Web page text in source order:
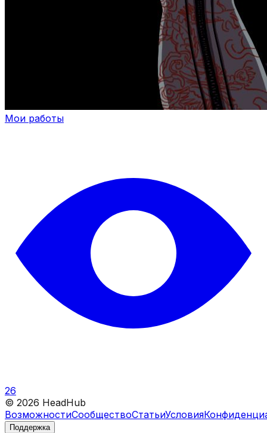
Мои работы
26
© 2026 HeadHub
ВозможностиСообществоСтатьиУсловия
Поддержка